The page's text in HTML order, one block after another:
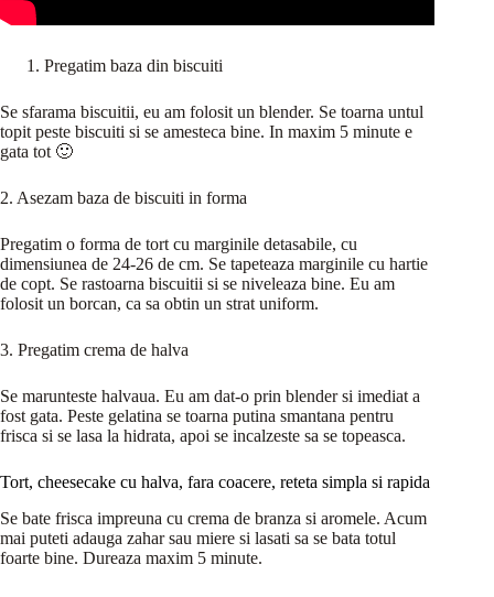
Pregatim baza din biscuiti
Se sfarama biscuitii, eu am folosit un blender. Se toarna untul
topit peste biscuiti si se amesteca bine. In maxim 5 minute e
gata tot 🙂
2. Asezam baza de biscuiti in forma
Pregatim o forma de tort cu marginile detasabile, cu
dimensiunea de 24-26 de cm. Se tapeteaza marginile cu hartie
de copt. Se rastoarna biscuitii si se niveleaza bine. Eu am
folosit un borcan, ca sa obtin un strat uniform.
3. Pregatim crema de halva
Se marunteste halvaua. Eu am dat-o prin blender si imediat a
fost gata. Peste gelatina se toarna putina smantana pentru
frisca si se lasa la hidrata, apoi se incalzeste sa se topeasca.
Tort, cheesecake cu halva, fara coacere, reteta simpla si rapida
Se bate frisca impreuna cu crema de branza si aromele. Acum
mai puteti adauga zahar sau miere si lasati sa se bata totul
foarte bine. Dureaza maxim 5 minute.